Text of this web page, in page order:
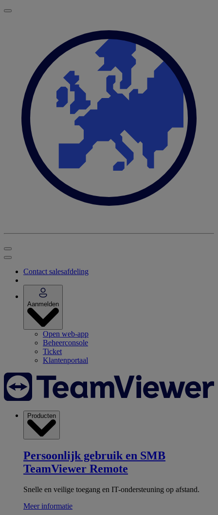
Contact salesafdeling
Aanmelden
Open web-app
Beheerconsole
Ticket
Klantenportaal
Producten
Persoonlijk gebruik en SMB
TeamViewer Remote
Snelle en veilige toegang en IT-ondersteuning op afstand.
Meer informatie